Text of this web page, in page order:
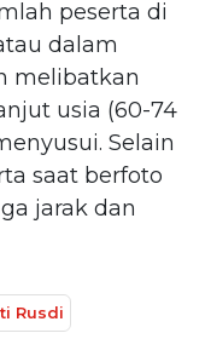
peserta di
dalam
melibatkan
usia (60-74
Selain
saat berfoto
jarak dan
Rusdi